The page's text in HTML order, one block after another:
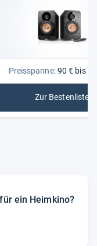
Preisspanne:90 € bis
Zur Bestenliste
:
ein Heim­kino?